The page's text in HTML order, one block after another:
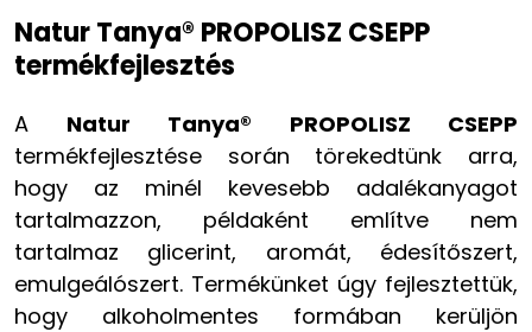
Natur Tanya® PROPOLISZ CSEPP
termékfejlesztés
A Natur Tanya® PROPOLISZ CSEPP
termékfejlesztése során törekedtünk arra,
hogy az minél kevesebb adalékanyagot
tartalmazzon, példaként említve nem
tartalmaz glicerint, aromát, édesítőszert,
emulgeálószert. Termékünket úgy fejlesztettük,
hogy alkoholmentes formában kerüljön